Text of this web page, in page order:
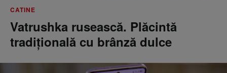
CATINE
Vatrushka rusească. Plăcintă
tradițională cu brânză dulce